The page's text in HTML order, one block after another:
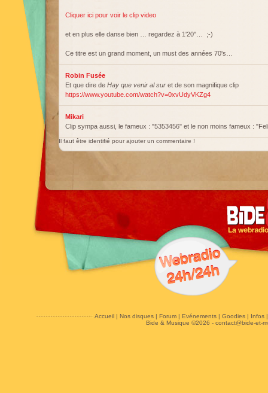
Cliquer ici pour voir le clip video
et en plus elle danse bien … regardez à 1'20''… ;-)
Ce titre est un grand moment, un must des années 70's…
Robin Fusée
Et que dire de Hay que venir al sur et de son magnifique clip
https://www.youtube.com/watch?v=0xvUdyVKZg4
Mikari
Clip sympa aussi, le fameux : "5353456" et le non moins fameux :
Il faut être identifié pour ajouter un commentaire !
Accueil| Nos disques| Forum| Evénements| Goodies| Infos
Bide & Musique ©2026 - contact@bide-et-